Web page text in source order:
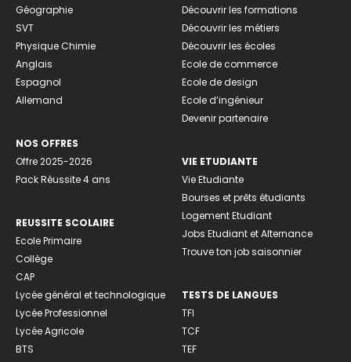
Géographie
SVT
Physique Chimie
Anglais
Espagnol
Allemand
NOS OFFRES
Offre 2025-2026
Pack Réussite 4 ans
REUSSITE SCOLAIRE
Ecole Primaire
Collège
CAP
Lycée général et technologique
Lycée Professionnel
Lycée Agricole
BTS
Découvrir les formations
Découvrir les métiers
Découvrir les écoles
Ecole de commerce
Ecole de design
Ecole d’ingénieur
Devenir partenaire
VIE ETUDIANTE
Vie Etudiante
Bourses et prêts étudiants
Logement Etudiant
Jobs Etudiant et Alternance
Trouve ton job saisonnier
TESTS DE LANGUES
TFI
TCF
TEF